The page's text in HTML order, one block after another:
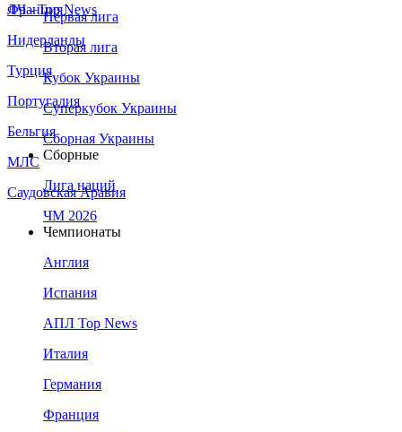
Франция
Нидерланды
Турция
Португалия
Бельгия
МЛС
Саудовская Аравия
ЛЧ - Top News
Первая лига
Вторая лига
Кубок Украины
Суперкубок Украины
Сборная Украины
Сборные
Лига наций
ЧМ 2026
Чемпионаты
Англия
Испания
АПЛ Top News
Италия
Германия
Франция